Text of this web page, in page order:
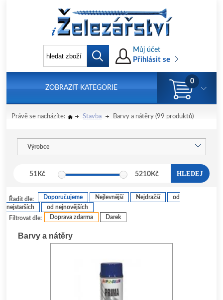
Můj účet
Přihlásit se
ZOBRAZIT KATEGORIE
0
Právě se nacházíte: Stavba Barvy a nátěry (99 produktů)
Výrobce
51Kč 5210 Kč HLEDEJ
Filtrovat dle: Doprava zdarma Darek
Řadit dle: Doporučujeme Nejlevnější Nejdražší
od
nejstarších
od nejnovějších
Barvy a nátěry